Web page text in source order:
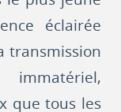
éclairée
transmission
que tous les